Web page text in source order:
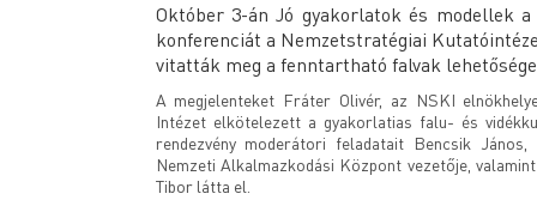
Október 3-án Jó gyakorlatok és modellek
konferenciát a Nemzetstratégiai
vitatták meg a fenntartható falvak
A megjelenteket Fráter Olivér, az NSKI
Intézet elkötelezett a gyakorlatias falu- és
rendezvény moderátori feladatait Bencsik
Nemzeti Alkalmazkodási Központ vezetője,
Tibor látta el.